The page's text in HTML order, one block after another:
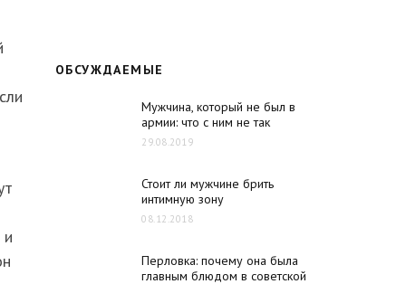
и
ОБСУЖДАЕМЫЕ
Мужчина, который не был в
армии: что с ним не так
29.08.2019
Стоит ли мужчине брить
интимную зону
08.12.2018
Перловка: почему она была
главным блюдом в советской